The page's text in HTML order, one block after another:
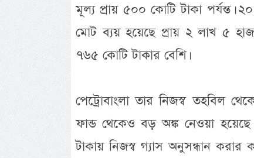
মূল্য প্রায় ৫০০ কোটি টাকা
মোট ব্যয় হয়েছে প্রায় ২ লাখ ৫
৭৬৫ কোটি টাকার বেশি।
পেট্রোবাংলা তার নিজস্ব তহবিল
ফান্ড থেকেও বড় অঙ্ক নেওয়া
টাকায় নিজস্ব গ্যাস অনুসন্ধান